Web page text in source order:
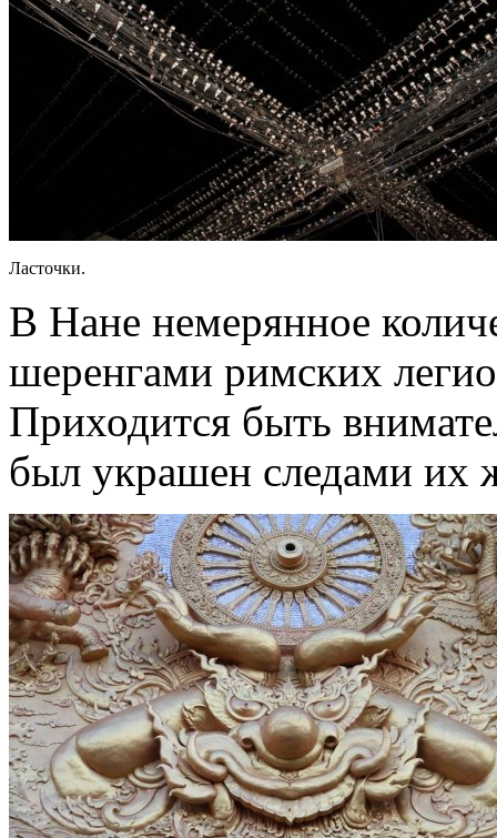
Ласточки.
В Нане немерянное
шеренгами римских
Приходится быть
был украшен следами их